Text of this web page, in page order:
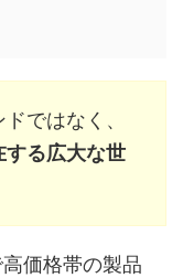
ではなく、
する広大な世
価格帯の製品